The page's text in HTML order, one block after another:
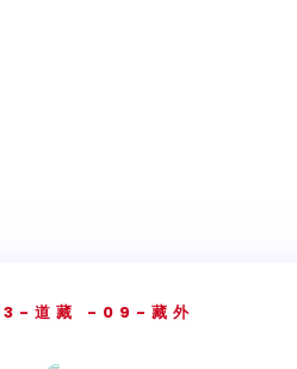
道藏 -09-藏外